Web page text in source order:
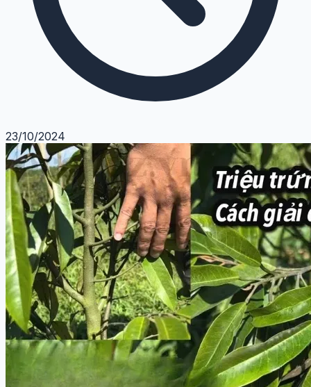
23/10/2024